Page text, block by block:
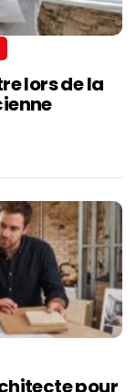
lors de la
pour